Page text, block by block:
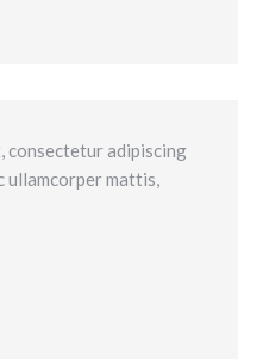
consectetur adipiscing
ullamcorper mattis,